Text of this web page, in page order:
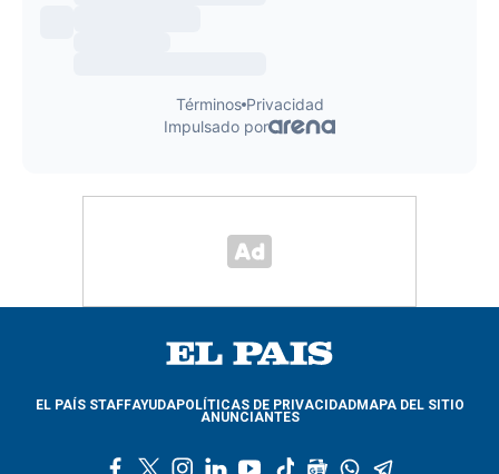
EL PAÍS STAFFAYUDAPOLÍTICAS DE PRIVACIDADMAPA DEL SITIO
ANUNCIANTES
l y t g w